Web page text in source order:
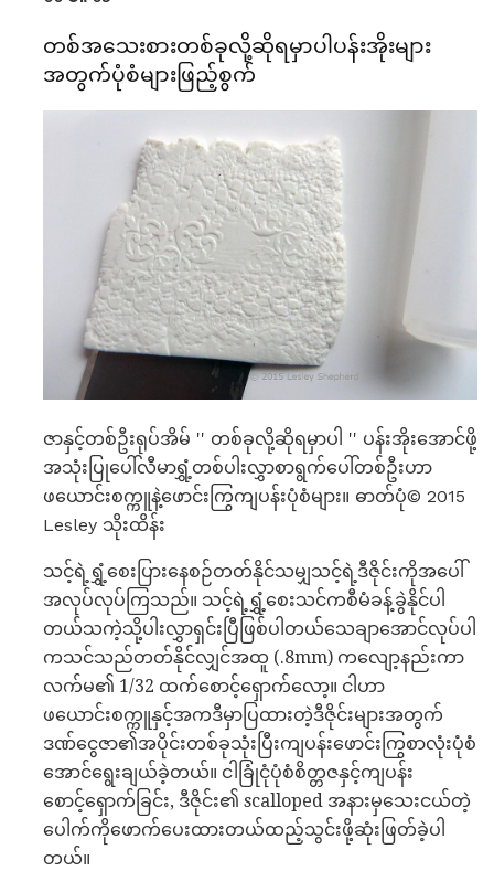
တစ်အသေးစားတစ်ခုလို့ဆိုရမှာပါပန်းအိုးများ
အတွက်ပုံစံများဖြည့်စွက်
ဇာနှင့်တစ်ဦးရုပ်အိမ် '' တစ်ခုလို့ဆိုရမှာပါ '' ပန်းအိုးအောင်ဖို့
အသုံးပြုပေါ်လီမာရွှံ့တစ်ပါးလွှာစာရွက်ပေါ်တစ်ဦးဟာ
ဖယောင်းစက္ကူနဲ့ဖောင်းကြွကျပန်းပုံစံများ။ ဓာတ်ပုံ© 2015
Lesley သိုးထိန်း
သင့်ရဲ့ရွှံ့စေးပြားနေစဉ်တတ်နိုင်သမျှသင့်ရဲ့ဒီဇိုင်းကိုအပေါ်
အလုပ်လုပ်ကြသည်။ သင့်ရဲ့ရွှံ့စေးသင်ကစီမံခန့်ခွဲနိုင်ပါ
တယ်သကဲ့သို့ပါးလွှာရှင်းပြီဖြစ်ပါတယ်သေချာအောင်လုပ်ပါ
ကသင်သည်တတ်နိုင်လျှင်အထူ (.8mm) ကလျော့နည်းကာ
လက်မ၏ 1/32 ထက်စောင့်ရှောက်လော့။ ငါဟာ
ဖယောင်းစက္ကူနှင့်အကဒီမှာပြထားတဲ့ဒီဇိုင်းများအတွက်
ဒဏ်ငွေဇာ၏အပိုင်းတစ်ခုသုံးပြီးကျပန်းဖောင်းကြွစာလုံးပုံစံ
အောင်ရွေးချယ်ခဲ့တယ်။ ငါခြုံငုံပုံစံစိတ္တဇနှင့်ကျပန်း
စောင့်ရှောက်ခြင်း, ဒီဇိုင်း၏ scalloped အနားမှသေးငယ်တဲ့
ပေါက်ကိုဖောက်ပေးထားတယ်ထည့်သွင်းဖို့ဆုံးဖြတ်ခဲ့ပါ
တယ်။